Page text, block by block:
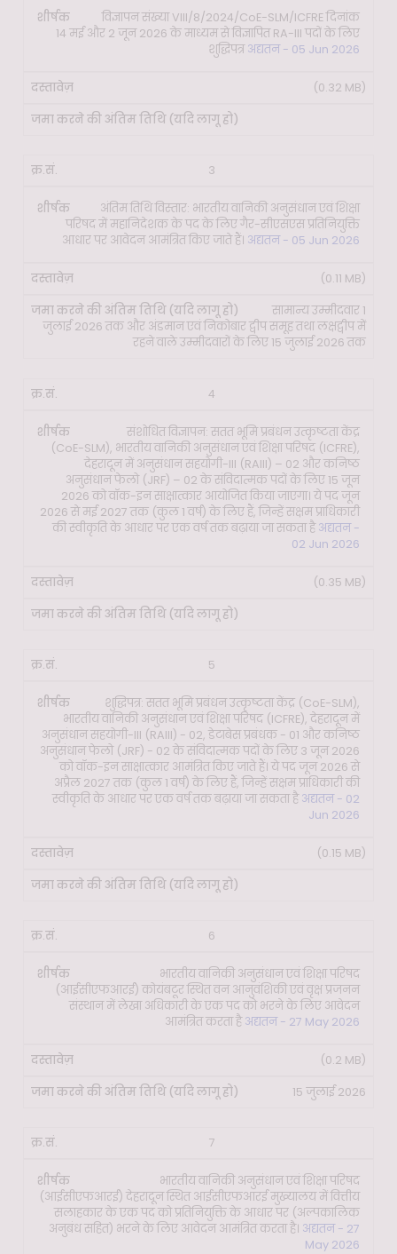
विज्ञापन संख्या VIII/8/2024/CoE-SLM/ICFRE दिनांक
14 मई और 2 जून 2026 के माध्यम से विज्ञापित RA-III पदों के लिए
शुद्धिपत्रअद्यतन - 05 Jun 2026
(0.32 MB)
3
अंतिम तिथि विस्तार: भारतीय वानिकी अनुसंधान एवं शिक्षा
परिषद में महानिदेशक के पद के लिए गैर-सीएसएस प्रतिनियुक्ति
आधार पर आवेदन आमंत्रित किए जाते हैं। अद्यतन - 05 Jun 2026
(0.11 MB)
सामान्य उम्मीदवार 1
जुलाई 2026 तक और अंडमान एवं निकोबार द्वीप समूह तथा लक्षद्वीप में
रहने वाले उम्मीदवारों के लिए 15 जुलाई 2026 तक
4
संशोधित विज्ञापन: सतत भूमि प्रबंधन उत्कृष्टता केंद्र
(CoE-SLM), भारतीय वानिकी अनुसंधान एवं शिक्षा परिषद (ICFRE),
देहरादून में अनुसंधान सहयोगी-III (RAIII) – 02 और कनिष्ठ
अनुसंधान फेलो (JRF) – 02 के संविदात्मक पदों के लिए 15 जून
2026 को वॉक-इन साक्षात्कार आयोजित किया जाएगा। ये पद जून
2026 से मई 2027 तक (कुल 1 वर्ष) के लिए हैं, जिन्हें सक्षम प्राधिकारी
की स्वीकृति के आधार पर एक वर्ष तक बढ़ाया जा सकता हैअद्यतन -
02 Jun 2026
(0.35 MB)
5
शुद्धिपत्र: सतत भूमि प्रबंधन उत्कृष्टता केंद्र (CoE-SLM),
भारतीय वानिकी अनुसंधान एवं शिक्षा परिषद (ICFRE), देहरादून में
अनुसंधान सहयोगी-III (RAIII) - 02, डेटाबेस प्रबंधक - 01 और कनिष्ठ
अनुसंधान फेलो (JRF) - 02 के संविदात्मक पदों के लिए 3 जून 2026
को वॉक-इन साक्षात्कार आमंत्रित किए जाते हैं। ये पद जून 2026 से
अप्रैल 2027 तक (कुल 1 वर्ष) के लिए हैं, जिन्हें सक्षम प्राधिकारी की
स्वीकृति के आधार पर एक वर्ष तक बढ़ाया जा सकता हैअद्यतन - 02
Jun 2026
(0.15 MB)
6
भारतीय वानिकी अनुसंधान एवं शिक्षा परिषद
(आईसीएफआरई) कोयंबटूर स्थित वन आनुवंशिकी एवं वृक्ष प्रजनन
संस्थान में लेखा अधिकारी के एक पद को भरने के लिए आवेदन
आमंत्रित करता हैअद्यतन - 27 May 2026
(0.2 MB)
15 जुलाई 2026
7
भारतीय वानिकी अनुसंधान एवं शिक्षा परिषद
(आईसीएफआरई) देहरादून स्थित आईसीएफआरई मुख्यालय में वित्तीय
सलाहकार के एक पद को प्रतिनियुक्ति के आधार पर (अल्पकालिक
अनुबंध सहित) भरने के लिए आवेदन आमंत्रित करता है। अद्यतन - 27
May 2026